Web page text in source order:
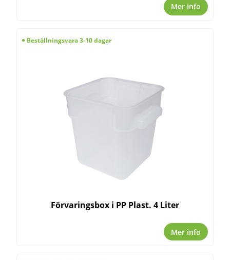
Mer info
Beställningsvara 3-10 dagar
Förvaringsbox i PP Plast. 4 Liter
Mer info